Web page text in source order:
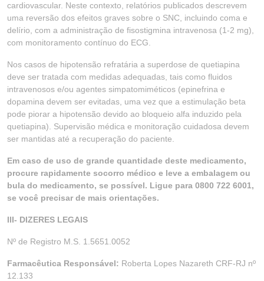
cardiovascular. Neste contexto, relatórios publicados descrevem
uma reversão dos efeitos graves sobre o SNC, incluindo coma e
delírio, com a administração de fisostigmina intravenosa (1-2 mg),
com monitoramento contínuo do ECG.
Nos casos de hipotensão refratária a superdose de quetiapina
deve ser tratada com medidas adequadas, tais como fluidos
intravenosos e/ou agentes simpatomiméticos (epinefrina e
dopamina devem ser evitadas, uma vez que a estimulação beta
pode piorar a hipotensão devido ao bloqueio alfa induzido pela
quetiapina). Supervisão médica e monitoração cuidadosa devem
ser mantidas até a recuperação do paciente.
Em caso de uso de grande quantidade deste medicamento,
procure rapidamente socorro médico e leve a embalagem ou
bula do medicamento, se possível. Ligue para 0800 722 6001,
se você precisar de mais orientações.
III- DIZERES LEGAIS
Nº de Registro M.S. 1.5651.0052
Farmacêutica Responsável: Roberta Lopes Nazareth CRF-RJ nº
12.133